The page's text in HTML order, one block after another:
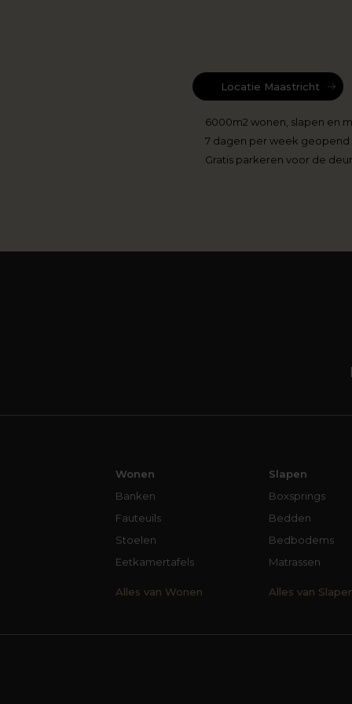
Locatie Maastricht
6000m2 wonen, slapen en
7 dagen per week geopend
Gratis parkeren voor de deur
Wonen
Banken
Fauteuils
Stoelen
Eetkamertafels
Alles van Wonen
Slapen
Boxsprings
Bedden
Bedbodems
Matrassen
Alles van